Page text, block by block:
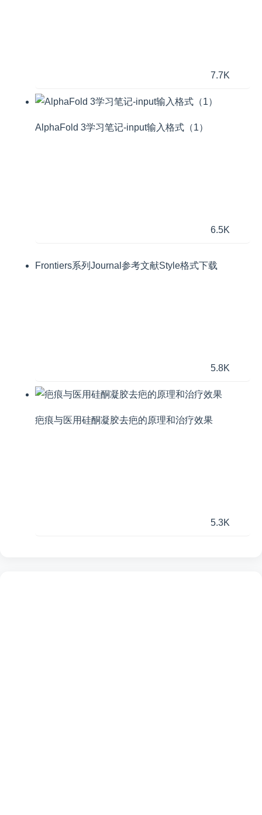
7.7K
AlphaFold 3学习笔记-input输入格式（1）
6.5K
Frontiers系列Journal参考文献Style格式下载
5.8K
疤痕与医用硅酮凝胶去疤的原理和治疗效果
5.3K